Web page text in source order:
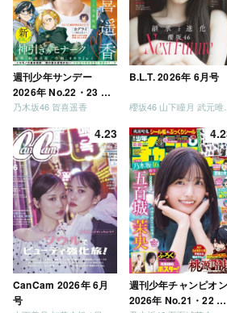
週刊少年サンデー
2026年 No.22・23 合
併号
乃木坂46 賀喜遥香
B.L.T. 2026年 6月号
櫻坂46 山下瞳月 武元唯衣 / 乃木坂46 海邉朱莉
4.23
CanCam 2026年 6月
号
週刊少年チャンピオン
2026年 No.21・22 合